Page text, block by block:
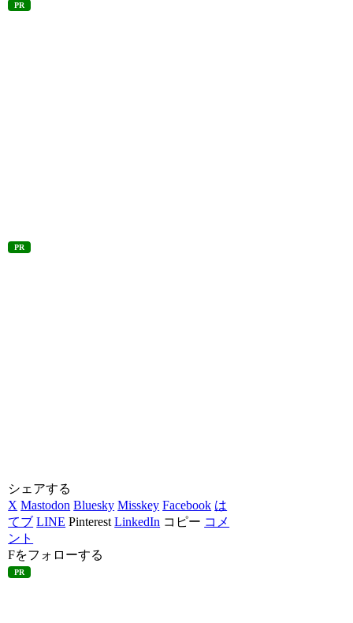
PR
PR
シェアする
X Mastodon Bluesky Misskey Facebook は
てブ LINE Pinterest LinkedIn コピー コメ
ント
Fをフォローする
PR